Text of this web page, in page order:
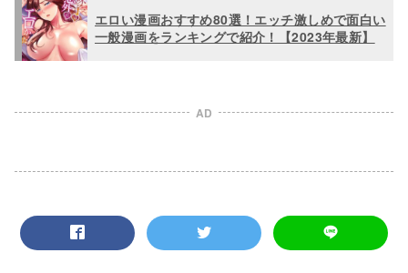
エロい漫画おすすめ80選！エッチ激しめで面白い
一般漫画をランキングで紹介！【2023年最新】
AD